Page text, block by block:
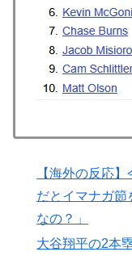
そうです…」
海外「これ美味
「日本のパン」
「二人は父も母
思う？ 第2話 …
▶ 海外「全部日
レビ番組が最新
▶ NPB時代の山本
【海外の反応
だとイマナガ
なの？」
大谷翔平の2本